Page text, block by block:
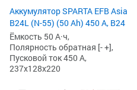
Аккумулятор SPARTA EFB Asia
B24L (N-55) (50 Ah) 450 А, B24
Ёмкость 50 А·ч,
Полярность обратная [- +],
Пусковой ток 450 А,
237x128x220